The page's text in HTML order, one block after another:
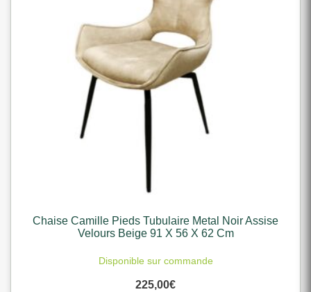
Chaise Camille Pieds Tubulaire Metal Noir Assise
Velours Beige 91 X 56 X 62 Cm
Disponible sur commande
225,00€